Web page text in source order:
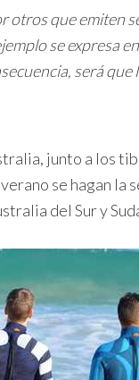
que emiten
se expresa
será que
junto a los
se hagan la
del Sur y